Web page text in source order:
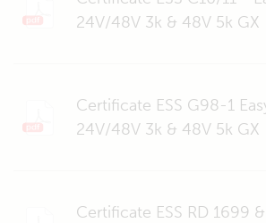
24V/48V 3k & 48V 5k GX
Certificate ESS G98-1
24V/48V 3k & 48V 5k GX
Certificate ESS RD 1699